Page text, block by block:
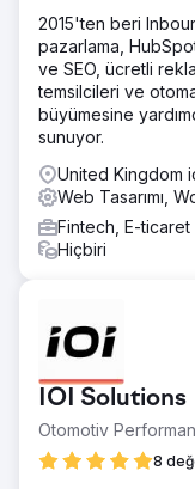
Çözüm
Mağazanın
Navigasyon
temel işlemler daha
mobil cihazlarda
getirmek için genel
Sonuç
Yapılan
kullanımı daha
hızlı bulabildi ve
tamamlayabildi; bu
2015'ten beri
pazarlama,
ve SEO, ücretli
temsilcileri ve
büyümesine
sunuyor.
United Kingdom
Web Tasarımı,
Fintech, E-ticaret
Hiçbiri
IOI Solutions
Otomotiv
8